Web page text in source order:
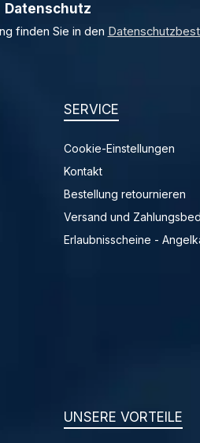
Datenschutz
finden Sie in den
SERVICE
Cookie-Einstellungen
Kontakt
Bestellung retournieren
Versand und
Erlaubnisscheine -
UNSERE VORTEILE